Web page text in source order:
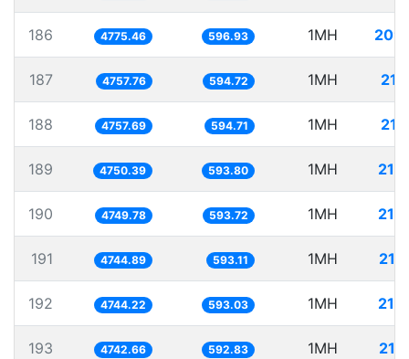
186 4775.46 596.93 1MH
187 4757.76 594.72 1MH
188 4757.69 594.71 1MH
189 4750.39 593.80 1MH
190 4749.78 593.72 1MH
191 4744.89 593.11 1MH
192 4744.22 593.03 1MH
193 4742.66 592.83 1MH